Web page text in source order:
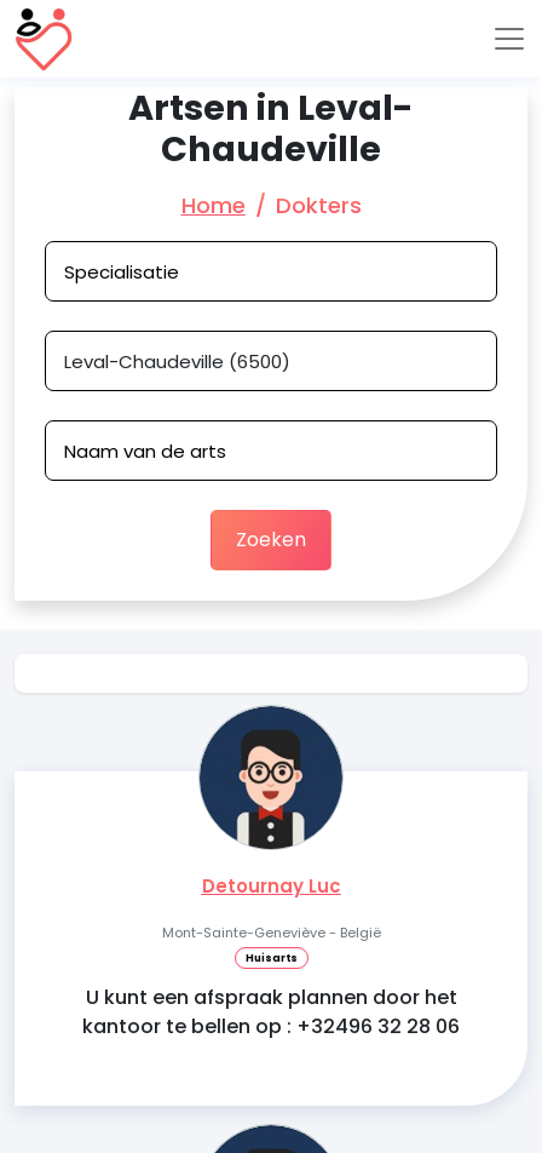
Artsen in Leval-
Chaudeville
Home Dokters
Zoeken
Detournay Luc
Mont-Sainte-Geneviève - België
Huisarts
U kunt een afspraak plannen door het
kantoor te bellen op : +32496 32 28 06